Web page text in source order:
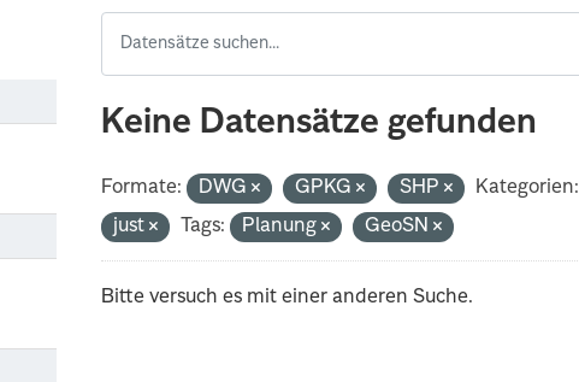
Keine Datensätze gefunden
Formate: DWG GPKG SHP Kategorien:
just
Tags: Planung GeoSN
Bitte versuch es mit einer anderen Suche.